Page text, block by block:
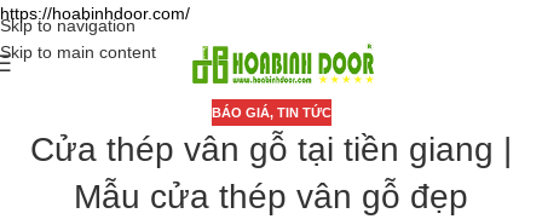
https://hoabinhdoor.com/
Skip to navigation
Skip to main content
BÁO GIÁ, TIN TỨC
Cửa thép vân gỗ tại tiền giang |
Mẫu cửa thép vân gỗ đẹp